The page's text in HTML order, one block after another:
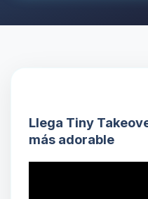
Llega Tiny
más adorable